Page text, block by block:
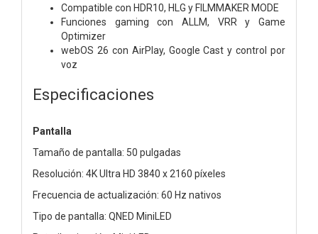
Compatible con HDR10, HLG y FILMMAKER MODE
Funciones gaming con ALLM, VRR y Game
Optimizer
webOS 26 con AirPlay, Google Cast y control por
voz
Especificaciones
Pantalla
Tamaño de pantalla: 50 pulgadas
Resolución: 4K Ultra HD 3840 x 2160 píxeles
Frecuencia de actualización: 60 Hz nativos
Tipo de pantalla: QNED MiniLED